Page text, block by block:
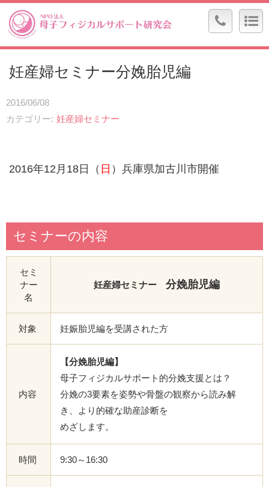
妊産婦セミナー分娩胎児編
2016/06/08
カテゴリー 妊産婦セミナー
2016年12月18日（ 日 ）兵庫県加古川市開催
セミナーの内容
セミ
ナー
名
妊産婦セミナー 分娩胎児編
対象 妊娠胎児編を受講された方
内容
【分娩胎児編】
母子フィジカルサポート的分娩支援とは？
分娩の3要素を姿勢や骨盤の観察から読み解
き、より的確な助産診断を
めざします。
時間 9:30～16:30